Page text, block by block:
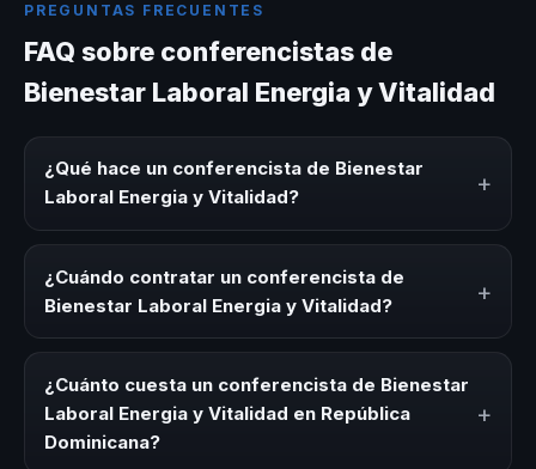
PREGUNTAS FRECUENTES
FAQ sobre conferencistas de
Bienestar Laboral Energia y Vitalidad
¿Qué hace un conferencista de Bienestar
Laboral Energia y Vitalidad?
+
es un experto que comparte conocimiento, estrategias y
experiencias sobre este tema en eventos corporativos,
convenciones y seminarios. Su objetivo es generar
reflexión, inspiración y herramientas aplicables para la
¿Cuándo contratar un conferencista de
Bienestar Laboral Energia y Vitalidad?
+
Energia y Vitalidad para kick-offs, convenciones anuales,
programas de desarrollo, eventos de integración o
cuando tu organización necesita impulsar un cambio
cultural relacionado con esta temática.
¿Cuánto cuesta un conferencista de Bienestar
Laboral Energia y Vitalidad en República
Dominicana?
+